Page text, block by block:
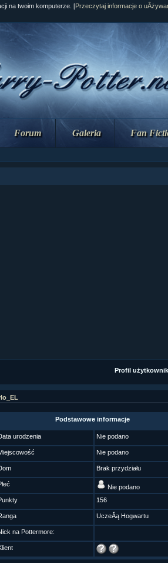
Forum Galeria Fan
na twoim komputerze. [Przeczytaj informacje o
Profil
Podstawowe informacje
urodzenia Nie podano
Nie podano
Brak przydziału
Nie podano
156
UczeĂą Hogwartu
na Pottermore: